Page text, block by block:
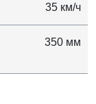
35 км/ч
350 мм